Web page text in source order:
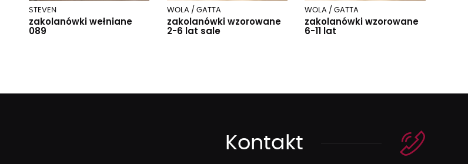
STEVEN
zakolanówki wełniane
089
WOLA / GATTA
zakolanówki wzorowane
2-6 lat sale
WOLA / GATTA
zakolanówki wzorowane
6-11 lat
Kontakt